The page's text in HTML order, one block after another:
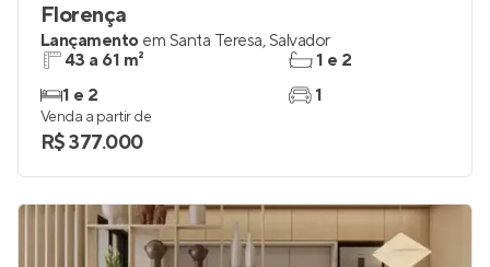
Florença
Lançamento em Santa Teresa,Salvador
43 a 61 m²
1 e 2
1 e 2
1
Venda a partir de
R$ 377.000